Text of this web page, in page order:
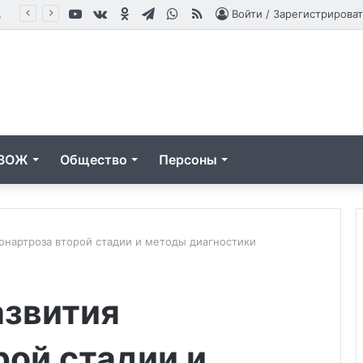
Войти /
RSS
WhatsApp
Telegram
Одноклассники
vk.com
YouTube
Общество Персоны
второй стадии и методы диагностики
подход